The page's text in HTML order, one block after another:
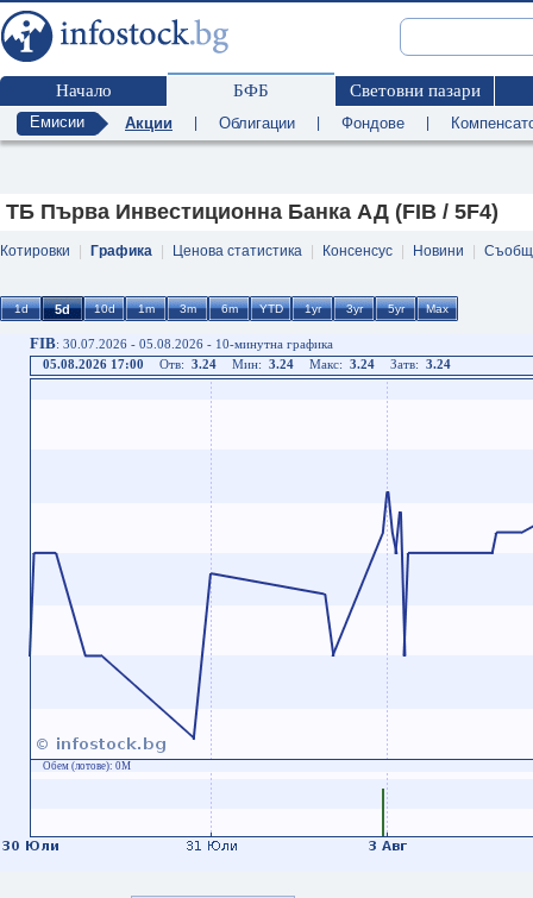
Начало БФБ Световни пазари
Емисии Акции Облигации Фондове
ТБ Първа Инвестиционна Банка АД (FIB / 5F4)
Котировки Графика Ценова статистика Консенсус Новини
FIB: 30.07.2026 - 05.08.2026 - 10-минутна графика
05.08.2026 17:00
Отв: 3.24 Мин: 3.24 Макс: 3.24 Затв: 3.24
Обем (лотове): 0M